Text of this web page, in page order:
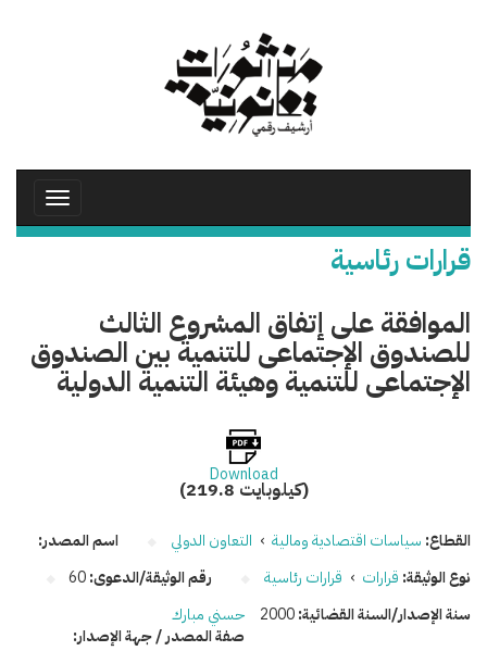
Toggle
قرارات رئاسية
الموافقة على إتفاق المشروع الثالث
للصندوق الإجتماعى للتنمية بين الصندوق
الإجتماعى للتنمية وهيئة التنمية الدولية
Download
(219.8 كيلوبايت)
القطاع: سياسات اقتصادية ومالية › التعاون الدولي
نوع الوثيقة: قرارات › قرارات رئاسية رقم الوثيقة/الدعوى:60
سنة الإصدار/السنة القضائية:2000
اسم المصدر:
حسني مبارك
صفة المصدر / جهة الإصدار: